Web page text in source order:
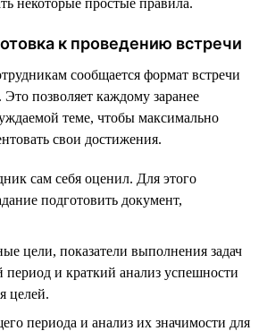
к проведению встречи
сообщается формат встречи
Это позволяет каждому заранее
теме, чтобы максимально
свои достижения.
сам себя оценил. Для этого
подготовить документ,
цели, показатели выполнения задач
и краткий анализ успешности
целей.
периода и анализ их значимости для